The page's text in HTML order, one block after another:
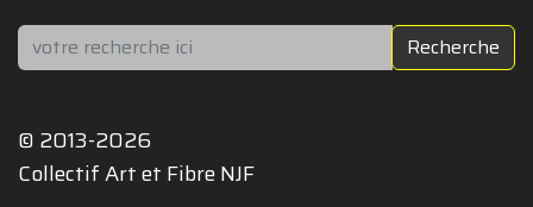
Rechercher Recherche
© 2013-2026
Collectif Art et Fibre NJF